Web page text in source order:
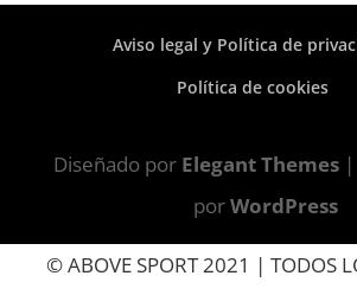
Aviso legal y Política de
Política de cookies
Diseñado por Elegant Themes|
porWordPress
© ABOVE SPORT 2021 | TODOS